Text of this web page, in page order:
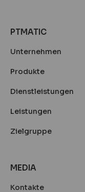
PTMATIC
Unternehmen
Produkte
Dienstleistungen
Leistungen
Zielgruppe
MEDIA
Kontakte